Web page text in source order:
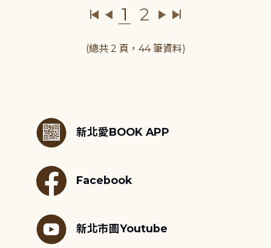
1 2
(總共 2 頁，44 筆資料)
新北愛BOOK APP
Facebook
新北市圖Youtube